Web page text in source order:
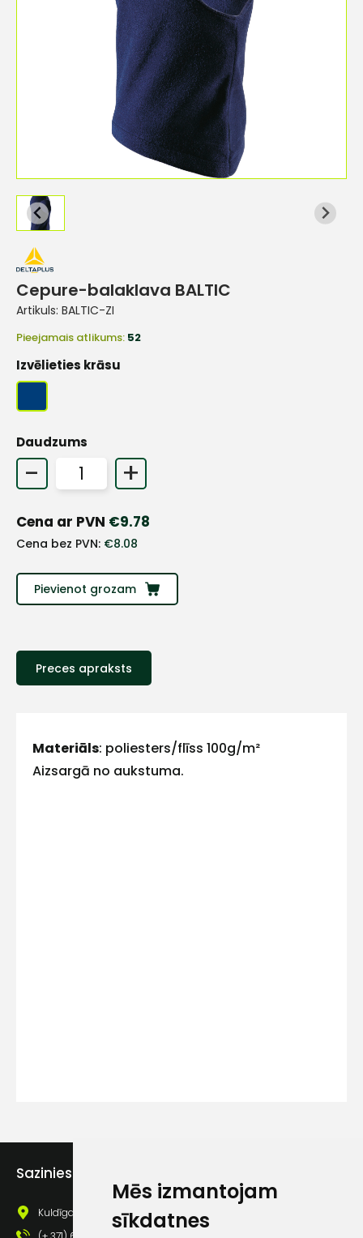
Mēs izmantojam
sīkdatnes
Cepure-balaklava BALTIC
Artikuls: BALTIC-ZI
Pieejamais atlikums: 52
Izvēlieties krāsu
Daudzums
- +
Cena ar PVN €9.78
Cena bez PVN: €8.08
Pievienot grozam
Preces apraksts
Materiāls: poliesters/flīss 100g/m²
Aizsargā no aukstuma.
Sazinies ar mums
Kuldīgas iela 69a, Saldus, Saldus nov., LV - 3801
Vārds
Piekrītu saņemt
+